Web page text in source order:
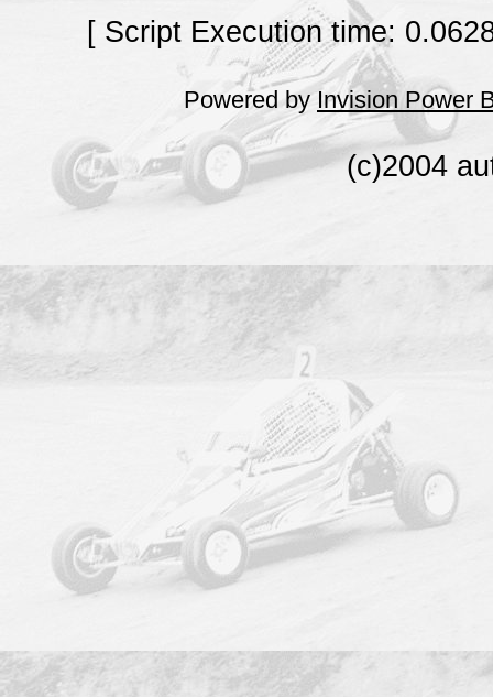
[ Script Execution time:
Powered byInvision Power
(c)2004